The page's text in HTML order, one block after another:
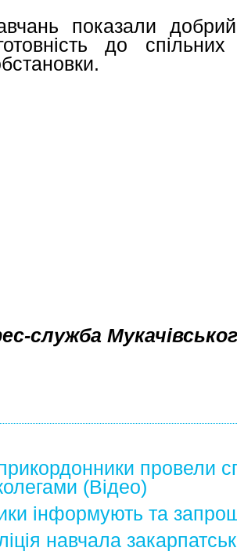
показали
до
служба
провели
(Відео)
інформують та
навчала